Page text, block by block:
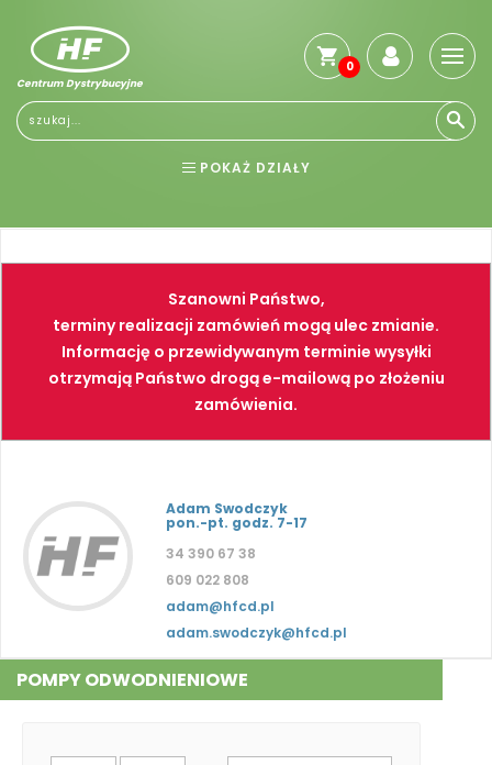
Centrum Dystrybucyjne
0
POKAŻ DZIAŁY
NARZĘDZIA SPAWALNICTWO
FARBY PNEUMATYKA
Szanowni Państwo,
terminy realizacji zamówień mogą ulec zmianie.
Informację o przewidywanym terminie wysyłki
otrzymają Państwo drogą e-mailową po złożeniu
zamówienia.
Adam Swodczyk
pon.-pt. godz. 7-17
34 390 67 38
609 022 808
adam@hfcd.pl
adam.swodczyk@hfcd.pl
POMPY ODWODNIENIOWE